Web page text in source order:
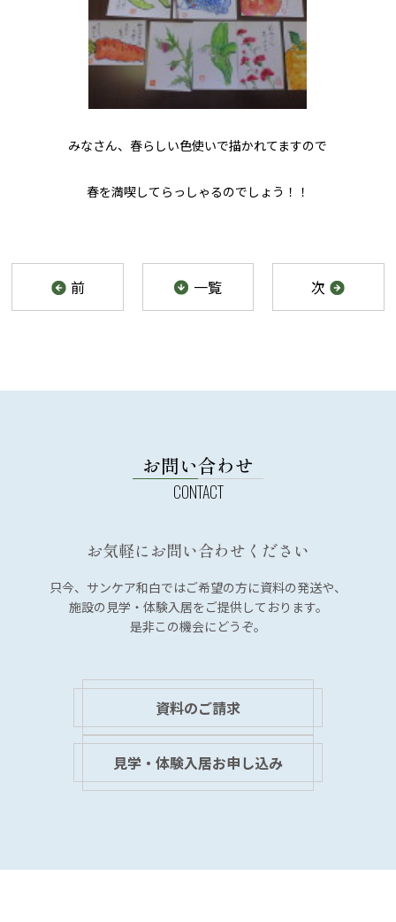
みなさん、春らしい色使いで描かれてますので
春を満喫してらっしゃるのでしょう！！
前 一覧 次
お問い合わせ
お気軽にお問い合わせください
只今、サンケア和白ではご希望の方に資料の発送や、
施設の見学・体験入居をご提供しております。
是非この機会にどうぞ。
資料のご請求
見学・体験入居お申し込み